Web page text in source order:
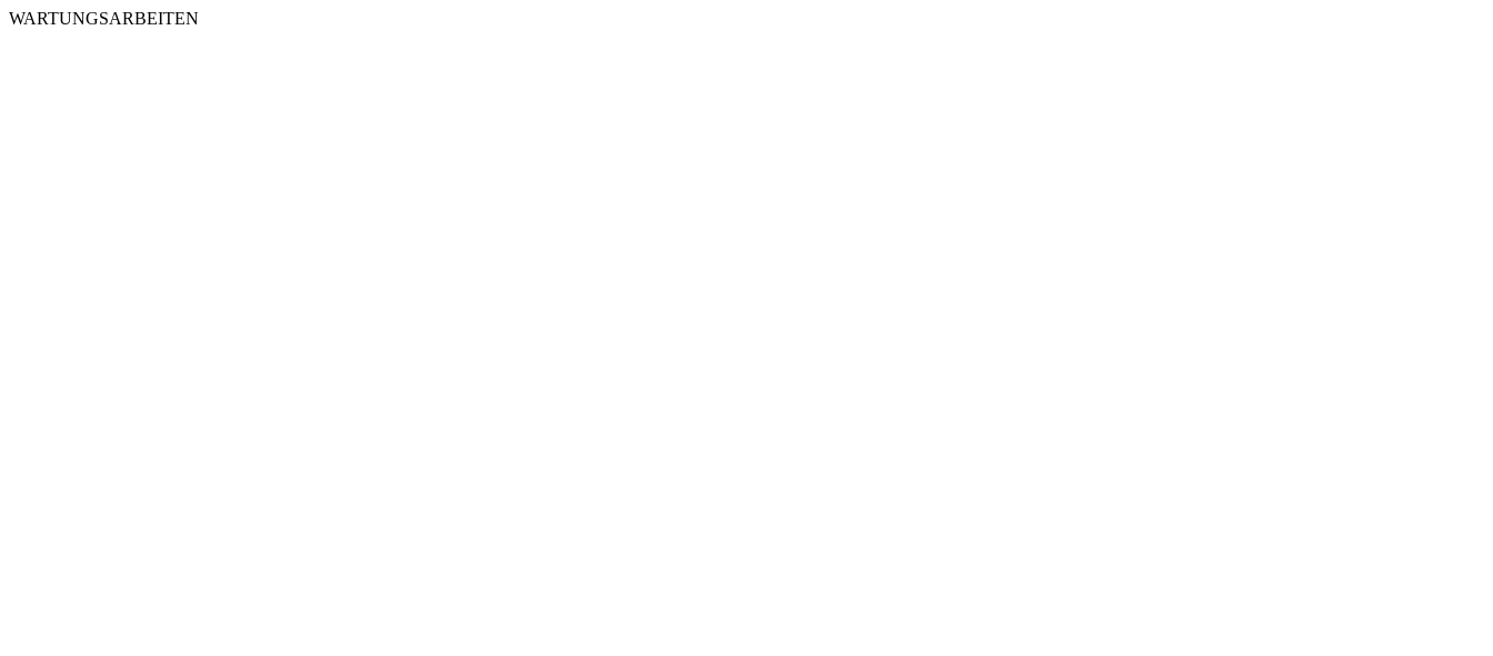
WARTUNGSARBEITEN